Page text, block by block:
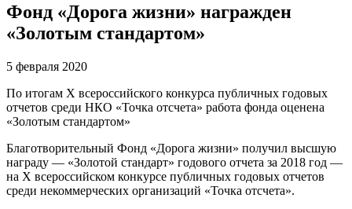
Фонд «Дорога жизни» награжден
«Золотым стандартом»
5 февраля 2020
По итогам X всероссийского конкурса публичных годовых
отчетов среди НКО «Точка отсчета» работа фонда оценена
«Золотым стандартом»
Благотворительный Фонд «Дорога жизни» получил высшую
награду — «Золотой стандарт» годового отчета за 2018 год —
на X всероссийском конкурсе публичных годовых отчетов
среди некоммерческих организаций «Точка отсчета».